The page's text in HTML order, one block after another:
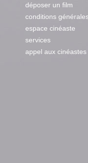
déposer un film
conditions
espace cinéaste
services
appel aux cinéastes